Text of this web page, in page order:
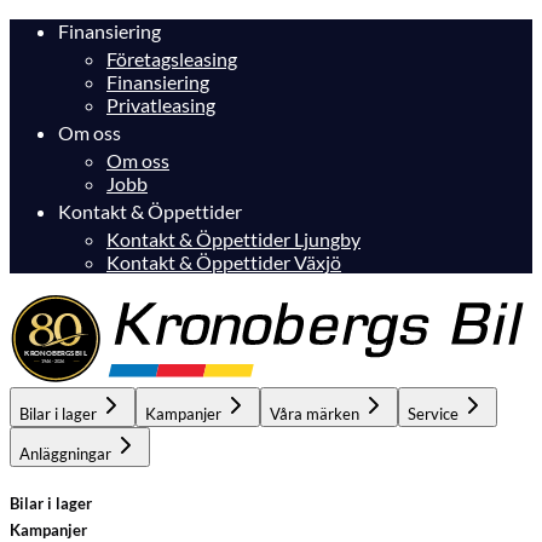
Finansiering
Företagsleasing
Finansiering
Privatleasing
Om oss
Om oss
Jobb
Kontakt & Öppettider
Kontakt & Öppettider Ljungby
Kontakt & Öppettider Växjö
Bilar i lager Kampanjer Våra märken Service
Anläggningar
Bilar i lager
Kampanjer